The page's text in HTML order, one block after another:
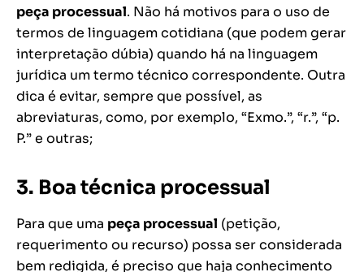
peça processual. Não há motivos para o uso de
termos de linguagem cotidiana (que podem gerar
interpretação dúbia) quando há na linguagem
jurídica um termo técnico correspondente. Outra
dica é evitar, sempre que possível, as
abreviaturas, como, por exemplo, “Exmo.”, “r.”, “p.
P.” e outras;
3. Boa técnica processual
Para que uma peça processual (petição,
requerimento ou recurso) possa ser considerada
bem redigida, é preciso que haja conhecimento